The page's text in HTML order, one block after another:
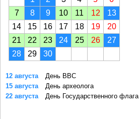
7
8 9 10 11 12
13
14
15 16 17 18 19
20
21
22 23 24 25 26
27
28
29 30
12 августа
День ВВС
15 августа
День археолога
22 августа
День Государственного флага